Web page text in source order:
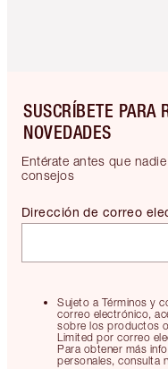
SUSCRÍBETE PARA
NOVEDADES
Entérate antes que
consejos
Sujeto a Términos y
correo electrónico,
sobre los productos
Limited por correo
Para obtener más
personales, consulta
Dirección de correo